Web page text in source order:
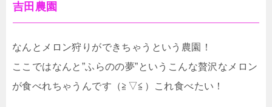
吉田農園
なんとメロン狩りができちゃうという農園！
ここではなんと”ふらのの夢”というこんな贅沢なメロン
が食べれちゃうんです（≧▽≦）これ食べたい！